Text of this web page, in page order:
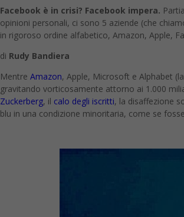
Facebook è in crisi? Facebook impera.
opinioni personali, ci sono 5 aziende (che
in rigoroso ordine alfabetico, Amazon, Apple,
di Rudy Bandiera
Mentre Amazon, Apple, Microsoft e Alphabet
gravitando vorticosamente attorno ai 1.000
Zuckerberg, il calo degli iscritti, la disaffezione
blu in una condizione minoritaria, come se